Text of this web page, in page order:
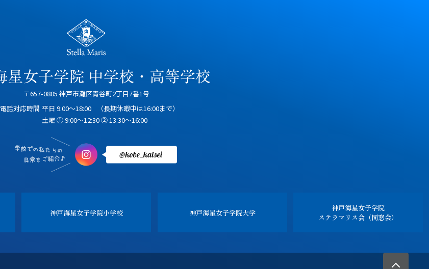
〒657-0805 神戸市灘区青谷町2丁目7番1号
電話対応時間 平日 9:00～18:00
（長期休暇中は16:00まで）
土曜 ① 9:00～12:30 ② 13:30～16:00
神戸海星女子学院小学校 神戸海星女子学院大学
神戸海星女子学院
ステラマリス会（同窓会）